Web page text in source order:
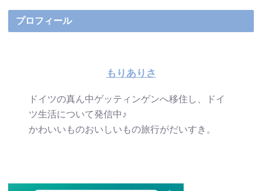
プロフィール
もりありさ
ドイツの真ん中ゲッティンゲンへ移住し、ドイ
ツ生活について発信中♪
かわいいものおいしいもの旅行がだいすき。